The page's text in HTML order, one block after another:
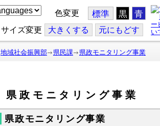
色変更 標準 黒 青
サイズ変更 大きくする 元にもどす
地域社会振興部 県民課 県政モニタリング事業
県政モニタリング事業
県政モニタリング事業